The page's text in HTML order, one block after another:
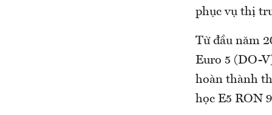
phục vụ thị
Từ đầu năm
Euro 5 (DO-
hoàn thành
học E5 RON